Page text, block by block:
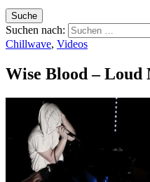
Suche
Suchen nach:
Chillwave, Videos
Wise Blood – Loud